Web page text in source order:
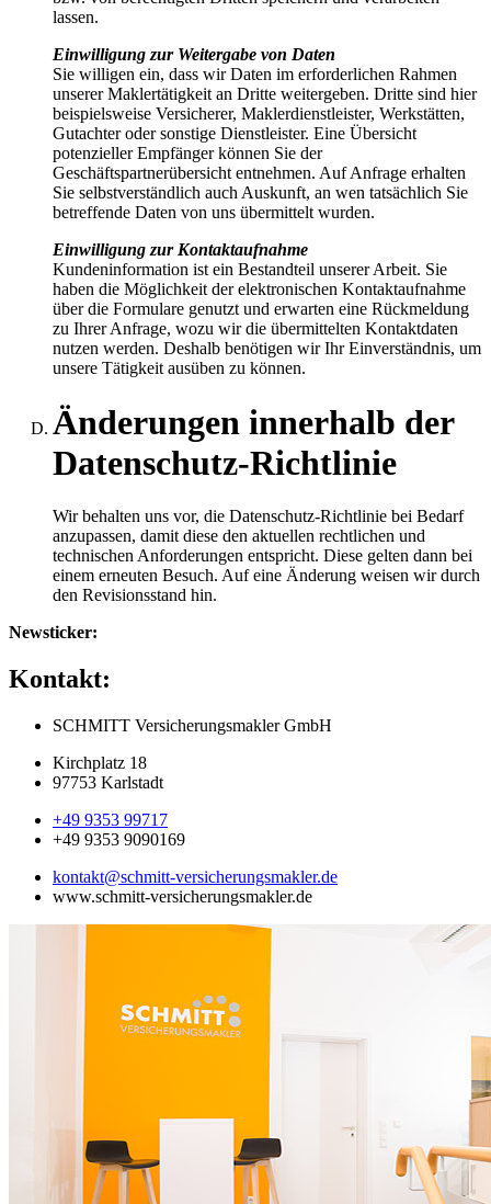
lassen.
Einwilligung zur Weitergabe von Daten
Sie willigen ein, dass wir Daten im erforderlichen Rahmen
unserer Maklertätigkeit an Dritte weitergeben. Dritte sind hier
beispielsweise Versicherer, Maklerdienstleister, Werkstätten,
Gutachter oder sonstige Dienstleister. Eine Übersicht
potenzieller Empfänger können Sie der
Geschäftspartnerübersicht entnehmen. Auf Anfrage erhalten
Sie selbstverständlich auch Auskunft, an wen tatsächlich Sie
betreffende Daten von uns übermittelt wurden.
Einwilligung zur Kontaktaufnahme
Kundeninformation ist ein Bestandteil unserer Arbeit. Sie
haben die Möglichkeit der elektronischen Kontaktaufnahme
über die Formulare genutzt und erwarten eine Rückmeldung
zu Ihrer Anfrage, wozu wir die übermittelten Kontaktdaten
nutzen werden. Deshalb benötigen wir Ihr Einverständnis, um
unsere Tätigkeit ausüben zu können.
Änderungen innerhalb der
Datenschutz-Richtlinie
Wir behalten uns vor, die Datenschutz-Richtlinie bei Bedarf
anzupassen, damit diese den aktuellen rechtlichen und
technischen Anforderungen entspricht. Diese gelten dann bei
einem erneuten Besuch. Auf eine Änderung weisen wir durch
den Revisionsstand hin.
Newsticker:
Kontakt:
SCHMITT Versicherungsmakler GmbH
Kirchplatz 18
97753 Karlstadt
+49 9353 99717
+49 9353 9090169
kontakt@schmitt-versicherungsmakler.de
www.schmitt-versicherungsmakler.de